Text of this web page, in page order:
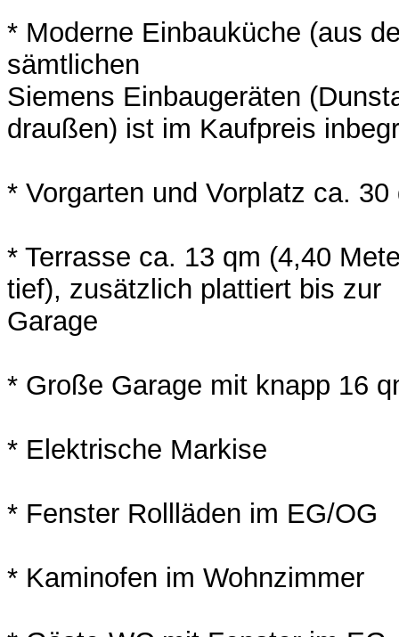
* Moderne Einbauküche (aus
sämtlichen
Siemens Einbaugeräten
draußen) ist im Kaufpreis
* Vorgarten und Vorplatz ca.
* Terrasse ca. 13 qm (4,40
tief), zusätzlich plattiert bis zur
Garage
* Große Garage mit knapp 16
* Elektrische Markise
* Fenster Rollläden im EG/OG
* Kaminofen im Wohnzimmer